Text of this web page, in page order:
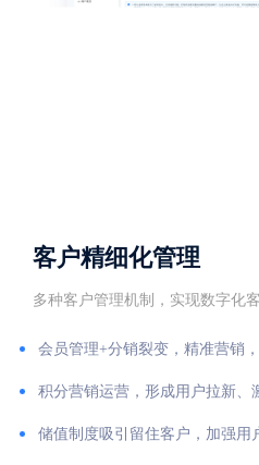
客户精细化管理
多种客户管理机制，实现数字化
会员管理+分销裂变，精准营销
积分营销运营，形成用户拉新、
储值制度吸引留住客户，加强用